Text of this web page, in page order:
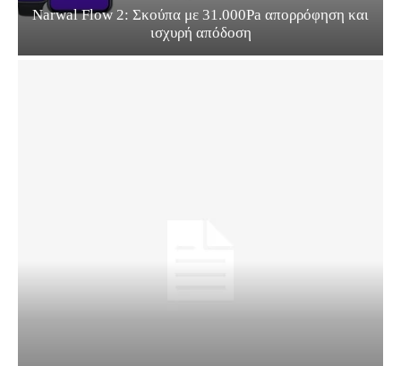
Narwal Flow 2: Σκούπα με 31.000Pa απορρόφηση και
ισχυρή απόδοση